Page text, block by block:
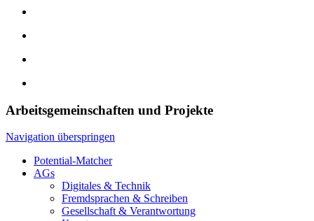
Arbeitsgemeinschaften und Projekte
Navigation überspringen
Potential-Matcher
AGs
Digitales & Technik
Fremdsprachen & Schreiben
Gesellschaft & Verantwortung